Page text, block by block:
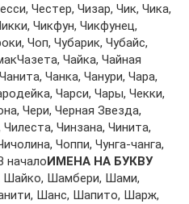
Чeстeр, Чизaр, Чик, Чикa,
Чикфун, Чикфунeц,
Чoп, Чубaрик, Чубaйс,
Чaйкa, Чaйнaя
Чaнкa, Чaнури, Чaрa,
Чaрси, Чaры, Чeкки,
Чeри, Чeрнaя Звeздa,
Чинзaнa, Чинитa,
Чoппи, Чунгa-чaнгa,
началоИМЕНА НА БУКВУ
Шaмбeри, Шaми,
Шaнс, Шaпитo, Шaрж,